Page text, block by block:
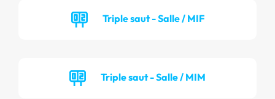
Triple saut - Salle / MIF
Triple saut - Salle / MIM